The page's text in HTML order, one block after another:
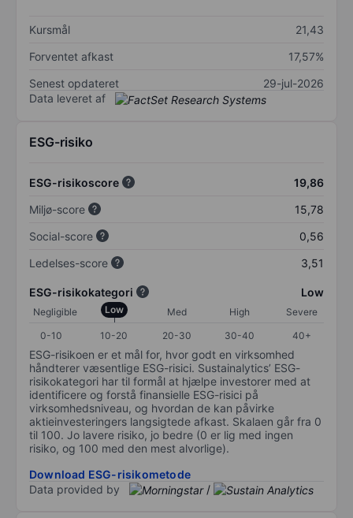
Kursmål
21,43
Forventet afkast
17,57%
Senest opdateret
29-jul-2026
Data leveret af
ESG-risiko
ESG-risikoscore
19,86
Miljø-score
15,78
Social-score
0,56
Ledelses-score
3,51
ESG-risikokategori Low
Negligible Low Med High
Severe
0-10
10-20 20-30 30-40 40+
ESG-risikoen er et mål for, hvor godt en virksomhed
håndterer væsentlige ESG-risici. Sustainalytics’ ESG-
risikokategori har til formål at hjælpe investorer med at
identificere og forstå finansielle ESG-risici på
virksomhedsniveau, og hvordan de kan påvirke
aktieinvesteringers langsigtede afkast. Skalaen går fra 0
til 100. Jo lavere risiko, jo bedre (0 er lig med ingen
risiko, og 100 med den mest alvorlige).
Download ESG-risikometode
Data provided by
/